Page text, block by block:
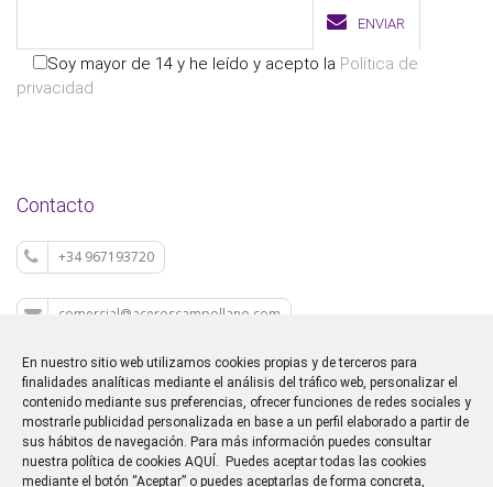
En nuestro sitio web utilizamos cookies propias y de terceros para
finalidades analíticas mediante el análisis del tráfico web, personalizar el
contenido mediante sus preferencias, ofrecer funciones de redes sociales y
mostrarle publicidad personalizada en base a un perfil elaborado a partir de
sus hábitos de navegación. Para más información puedes consultar
nuestra política de cookies AQUÍ . Puedes aceptar todas las cookies
mediante el botón “Aceptar” o puedes aceptarlas de forma concreta,
ENVIAR
Soy mayor de 14 y he leído y acepto la Política de
privacidad
Contacto
+34 967193720
comercial@aceroscampollano.com
P.I. CAMPOLLANO C/M 5